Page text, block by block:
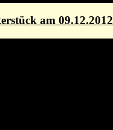
am 09.12.2012